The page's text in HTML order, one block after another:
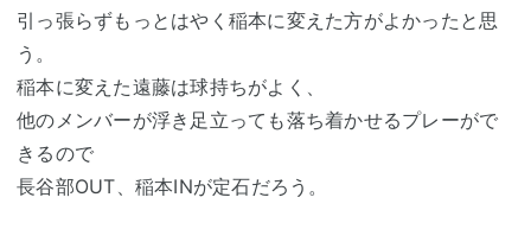
引っ張らずもっとはやく稲本に変えた方がよかったと思
う。
稲本に変えた遠藤は球持ちがよく、
他のメンバーが浮き足立っても落ち着かせるプレーがで
きるので
長谷部OUT、稲本INが定石だろう。